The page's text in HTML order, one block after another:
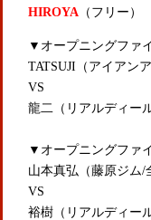
HIROYA（フリー）
▼オープニングファ
TATSUJI（アイアン
VS
龍二（リアルディー
▼オープニングフ
山本真弘（藤原ジム/
VS
裕樹（リアルディー